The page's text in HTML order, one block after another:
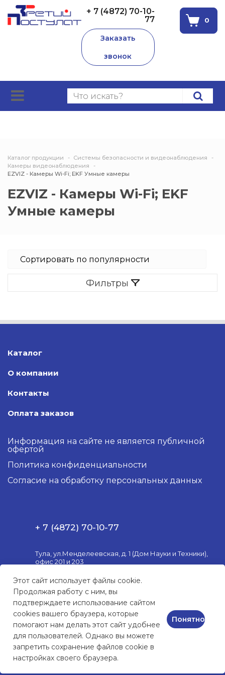
+ 7 (4872) 70-10-
77
Заказать
звонок
0
Каталог продукции
Системы безопасности и видеонаблюдения
Камеры видеонаблюдения
EZVIZ - Камеры Wi-Fi; EKF Умные камеры
EZVIZ - Камеры Wi-Fi; EKF
Умные камеры
Фильтры
Каталог
О компании
Контакты
Оплата заказов
Информация на сайте не является публичной
офертой
Политика конфиденциальности
Согласие на обработку персональных данных
+ 7 (4872) 70-10-77
Тула, ул.Менделеевская, д. 1 (Дом Науки и Техники),
офис 201 и 203
market@3postulat.ru
КОМПЬЮТЕРНАЯ ТЕХНИКА
и сервисное обслуживание
Этот сайт использует файлы cookie.
Продолжая работу с ним, вы
подтверждаете использование сайтом
cookies вашего браузера, которые
помогают нам делать этот сайт удобнее
для пользователей. Однако вы можете
запретить сохранение файлов cookie в
настройках своего браузера.
Понятно